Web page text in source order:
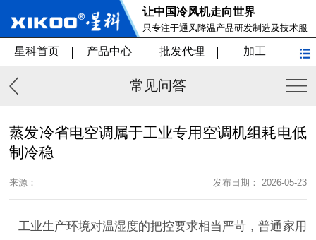
让中国冷风机走向世界
只专注于通风降温产品研发制造及技术服
务
星科首页 产品中心 批发代理 加工
常见问答
蒸发冷省电空调属于工业专用空调机组耗电低
制冷稳
来源： 发布日期： 2026-05-23
工业生产环境对温湿度的把控要求相当严苛，普通家用